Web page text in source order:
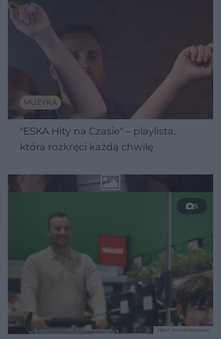
MUZYKA
"ESKA Hity na Czasie" – playlista,
która rozkręci każdą chwilę
5
TEKST SPONSOROWANY